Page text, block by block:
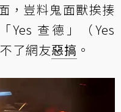
，豈料鬼面獸挨揍
Yes 查德」（Yes
了網友惡搞 。